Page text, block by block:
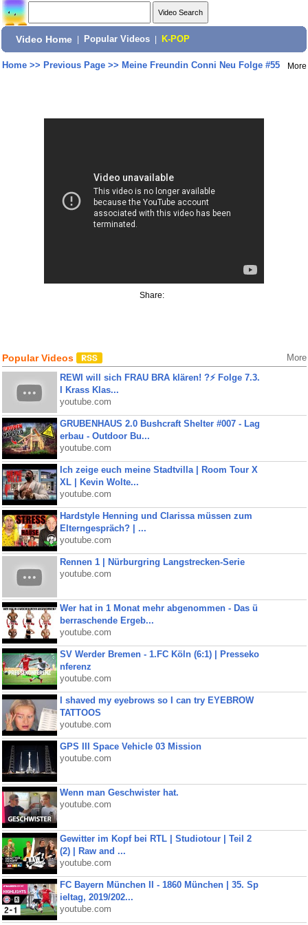
Video Home Popular Videos K-POP
Home>> Previous Page>> Meine Freundin Conni Neu Folge #55 More
Share:
Popular Videos More
REWI will sich FRAU BRA klären! ?⚡️ Folge 7.3.
I Krass Klas...
youtube.com
GRUBENHAUS 2.0 Bushcraft Shelter #007 - Lag
erbau - Outdoor Bu...
youtube.com
Ich zeige euch meine Stadtvilla | Room Tour X
XL | Kevin Wolte...
youtube.com
Hardstyle Henning und Clarissa müssen zum
Elterngespräch? | ...
youtube.com
Rennen 1 | Nürburgring Langstrecken-Serie
youtube.com
Wer hat in 1 Monat mehr abgenommen - Das ü
berraschende Ergeb...
youtube.com
SV Werder Bremen - 1.FC Köln (6:1) | Presseko
nferenz
youtube.com
I shaved my eyebrows so I can try EYEBROW
TATTOOS
youtube.com
GPS III Space Vehicle 03 Mission
youtube.com
Wenn man Geschwister hat.
youtube.com
Gewitter im Kopf bei RTL | Studiotour | Teil 2
(2) | Raw and ...
youtube.com
FC Bayern München II - 1860 München | 35. Sp
ieltag, 2019/202...
youtube.com